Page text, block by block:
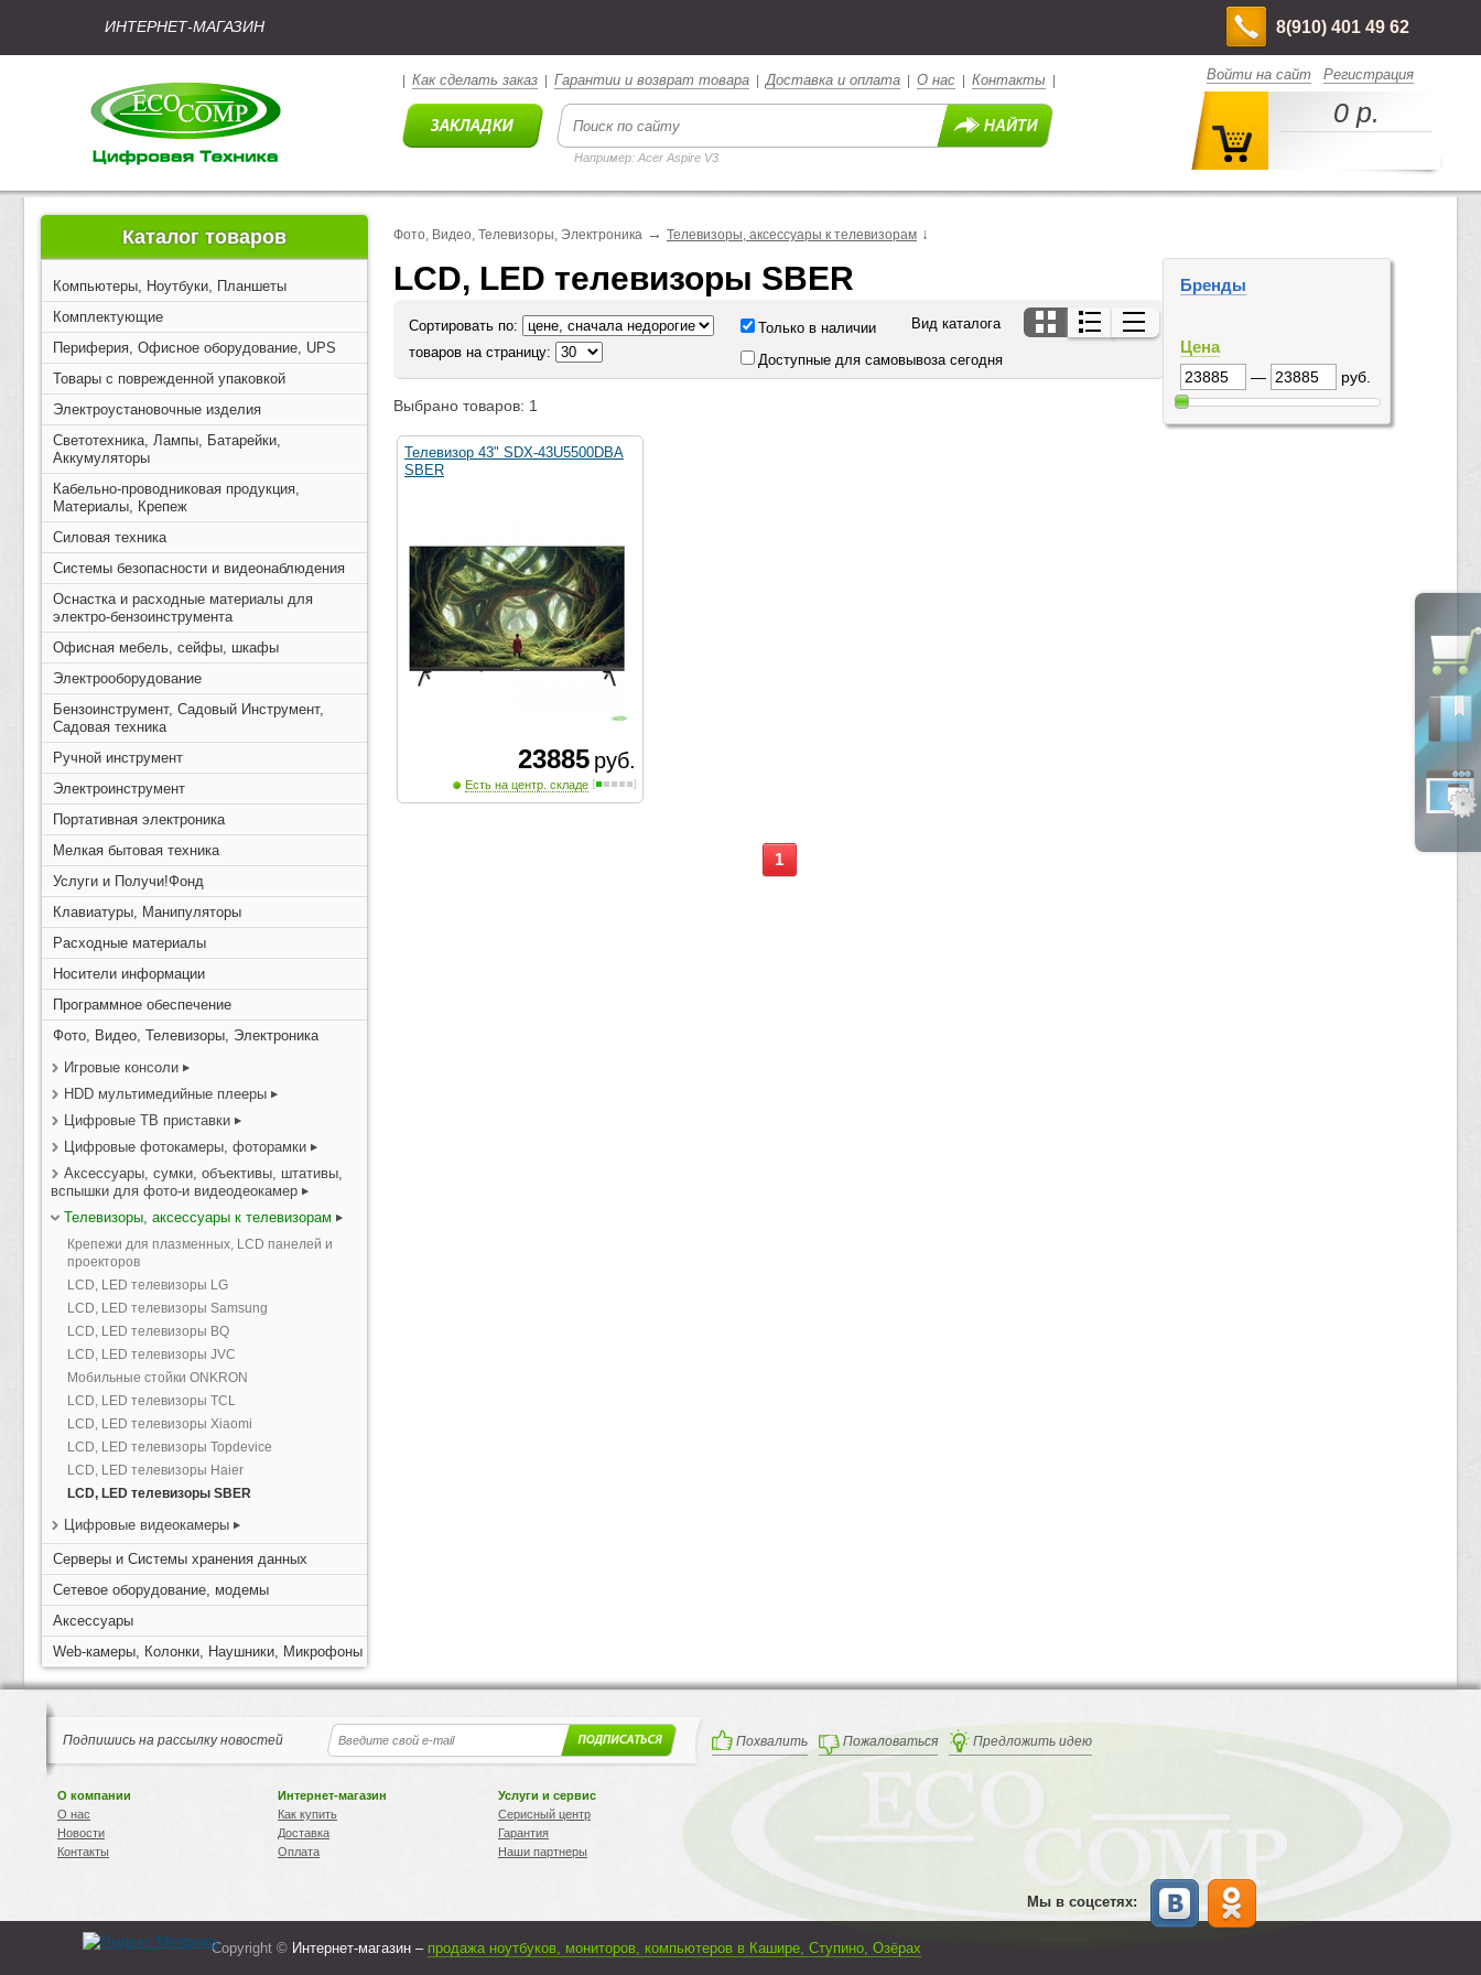
ИНТЕРНЕТ-МАГАЗИН 8(910) 401 49 62
Как сделать заказ Гарантии и возврат товара |Доставка и оплата О нас Контакты
Например: Acer Aspire V3
Войти на сайт Регистрация
0 р.
Каталог товаров
Компьютеры, Ноутбуки, Планшеты
Комплектующие
Периферия, Офисное оборудование, UPS
Товары с поврежденной упаковкой
Электроустановочные изделия
Светотехника, Лампы, Батарейки,
Аккумуляторы
Кабельно-проводниковая продукция,
Материалы, Крепеж
Силовая техника
Системы безопасности и видеонаблюдения
Оснастка и расходные материалы для
электро-бензоинструмента
Офисная мебель, сейфы, шкафы
Электрооборудование
Бензоинструмент, Садовый Инструмент,
Садовая техника
Ручной инструмент
Электроинструмент
Портативная электроника
Мелкая бытовая техника
Услуги и Получи!Фонд
Клавиатуры, Манипуляторы
Расходные материалы
Носители информации
Программное обеспечение
Фото, Видео, Телевизоры, Электроника
Игровые консоли
HDD мультимедийные плееры
Цифровые ТВ приставки
Цифровые фотокамеры, фоторамки
Аксессуары, сумки, объективы, штативы,
вспышки для фото-и видеодеокамер
Телевизоры, аксессуары к телевизорам
Крепежи для плазменных, LCD панелей и
проекторов
LCD, LED телевизоры LG
LCD, LED телевизоры Samsung
LCD, LED телевизоры BQ
LCD, LED телевизоры JVC
Мобильные стойки ONKRON
LCD, LED телевизоры TCL
LCD, LED телевизоры Xiaomi
LCD, LED телевизоры Topdevice
LCD, LED телевизоры Haier
LCD, LED телевизоры SBER
Цифровые видеокамеры
Серверы и Системы хранения данных
Сетевое оборудование, модемы
Аксессуары
Web-камеры, Колонки, Наушники, Микрофоны
Фото, Видео, Телевизоры, Электроника → Телевизоры, аксессуары к телевизорам ↓
LCD, LED телевизоры SBER
Сортировать по:
товаров на страницу:
Только в наличии
Доступные для самовывоза сегодня
Вид каталога
Выбрано товаров: 1
Телевизор 43" SDX-43U5500DBA
SBER
23885 руб.
Есть на центр. складе
1
Бренды
Цена
— руб.
Подпишись на рассылку новостей Похвалить Пожаловаться Предложить идею
О компании
О нас
Новости
Контакты
Интернет-магазин
Как купить
Доставка
Оплата
Услуги и сервис
Серисный центр
Гарантия
Наши партнеры
Мы в соцсетях:
Copyright © Интернет-магазин – продажа ноутбуков, мониторов, компьютеров в Кашире, Ступино, Озёрах